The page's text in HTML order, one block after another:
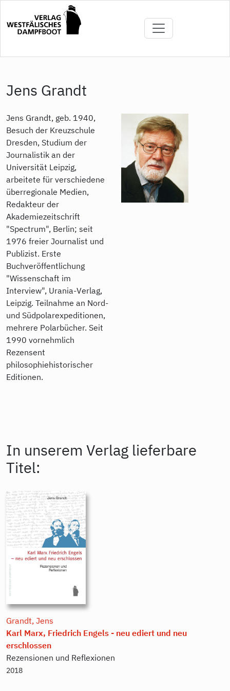
Inhalt
Jens Grandt
Jens Grandt, geb. 1940,
Besuch der Kreuzschule
Dresden, Studium der
Journalistik an der
Universität Leipzig,
arbeitete für verschiedene
überregionale Medien,
Redakteur der
Akademiezeitschrift
"Spectrum", Berlin; seit
1976 freier Journalist und
Publizist. Erste
Buchveröffentlichung
"Wissenschaft im
Interview", Urania-Verlag,
Leipzig. Teilnahme an Nord-
und Südpolarexpeditionen,
mehrere Polarbücher. Seit
1990 vornehmlich
Rezensent
philosophiehistorischer
Editionen.
In unserem Verlag lieferbare
Titel:
Grandt, Jens
Karl Marx, Friedrich Engels - neu ediert und neu
erschlossen
Rezensionen und Reflexionen
2018